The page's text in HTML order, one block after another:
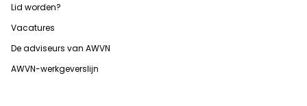
Lid worden?
Vacatures
De adviseurs van AWVN
AWVN-werkgeverslijn